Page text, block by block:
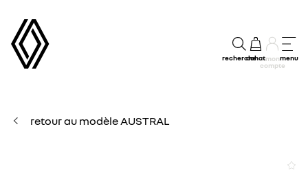
rechercheachatmon
compte
menu
retour au modèle AUSTRAL